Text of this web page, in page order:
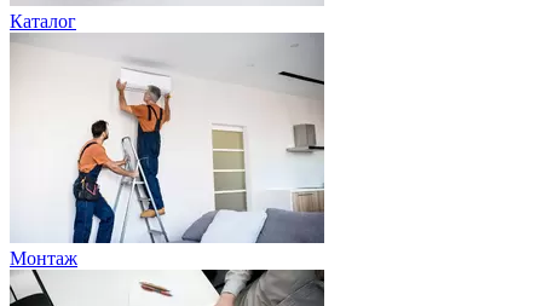
Каталог
Монтаж